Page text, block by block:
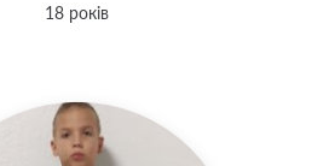
18 років